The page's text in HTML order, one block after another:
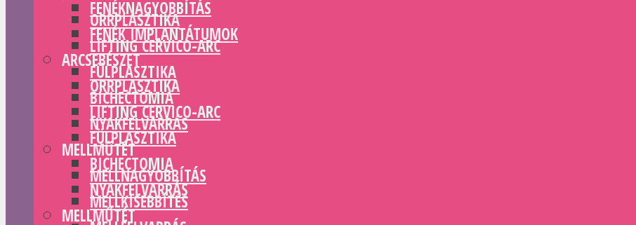
ORRPLASZTIKA
LIFTING CERVICO-ARC
FÜLPLASZTIKA
BICHECTOMIA
NYAKFELVARRÁS
MELLMŰTÉT
MELLNAGYOBBÍTÁS
MELLKISEBBÍTÉS
FENÉKNAGYOBBÍTÁS
FENÉK IMPLANTÁTUMOK
ARCSEBÉSZET
ORRPLASZTIKA
LIFTING CERVICO-ARC
FÜLPLASZTIKA
BICHECTOMIA
NYAKFELVARRÁS
MELLMŰTÉT